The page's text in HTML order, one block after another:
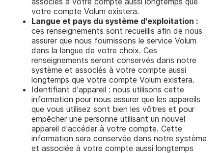
votre compte Volum existera.
Langue et pays du système d'exploitation :
ces renseignements sont recueillis afin de nous
assurer que nous fournissons le service Volum
dans la langue de votre choix. Ces
renseignements seront conservés dans notre
système et associés à votre compte aussi
longtemps que votre compte Volum existera.
Identifiant d'appareil : nous utilisons cette
information pour nous assurer que les appareils
que vous utilisez sont bien les vôtres et pour
empêcher une personne utilisant un nouvel
appareil d'accéder à votre compte. Cette
information sera conservée dans notre système
et associée à votre compte aussi longtemps